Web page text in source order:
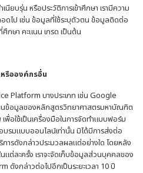
บรุ่น หรือประวัติการเข้าศึกษา เรามีความ
ดไป เช่น ข้อมูลที่ใช้ระบุตัวตน ข้อมูลติดต่อ
กษา คะแนน เกรด เป็นต้น
รือองค์กรอื่น
Platform บางประเภท เช่น Google
ข้อมูลของหลักสูตรวิทยาศาสตรมหาบัณฑิต
พื่อใช้เป็นเครื่องมือในการจัดทำแบบฟอร์ม
บรมแบบออนไลน์เท่านั้น มิได้มีการส่งต่อ
ารดังกล่าวประมวลผลแต่อย่างใด โดยหลัง
แต่ละครั้ง เราจะจัดเก็บข้อมูลส่วนบุคคลของ
ดังกล่าวต่อไปอีกเป็นระยะเวลา 10 ปี